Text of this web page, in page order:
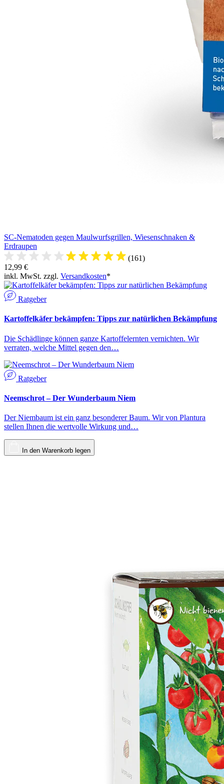
SC-Nematoden gegen Maulwurfsgrillen, Wiesenschnaken &
Erdraupen
(161)
12,99 €
inkl. MwSt. zzgl. Versandkosten*
Ratgeber
Kartoffelkäfer bekämpfen: Tipps zur natürlichen Bekämpfung
Die Schädlinge können ganze Kartoffelernten vernichten. Wir
verraten, welche Mittel gegen den…
Ratgeber
Neemschrot – Der Wunderbaum Niem
Der Niembaum ist ein ganz besonderer Baum. Wir von Plantura
stellen Ihnen die wertvolle Wirkung und…
In den Warenkorb legen